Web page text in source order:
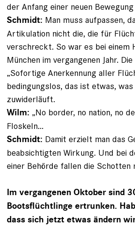
der Anfang einer neuen
Schmidt: Man muss aufpassen,
Artikulation nicht die, die für
verschreckt. So war es bei einem
München im vergangenen Jahr.
„Sofortige Anerkennung aller
bedingungslos, das ist etwas,
zuwiderläuft.
Wilm: „No border, no nation, no
Floskeln...
Schmidt: Damit erzielt man das
beabsichtigten Wirkung. Und bei
einer Behörde fallen die Schotten
Im vergangenen Oktober sind
Bootsflüchtlinge ertrunken.
dass sich jetzt etwas ändern